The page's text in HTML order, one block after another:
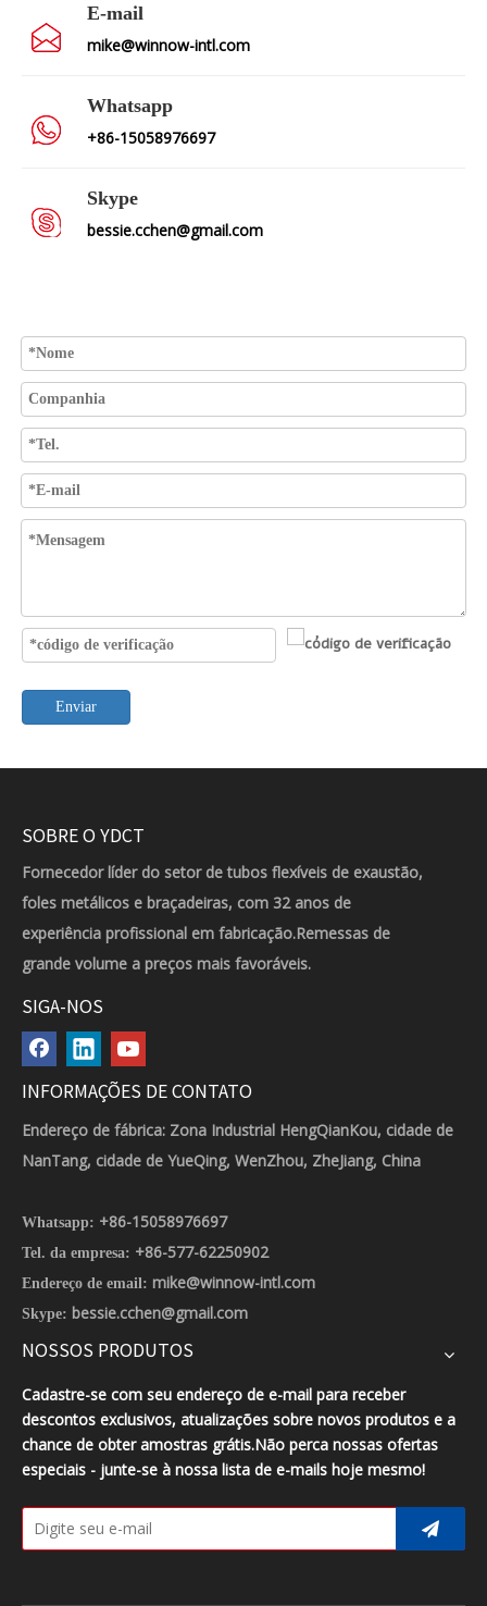
E-mail
mike@winnow-intl.com
Whatsapp
+86-15058976697
Skype
bessie.cchen@gmail.com
Enviar
SOBRE O YDCT
Fornecedor líder do setor de tubos flexíveis de exaustão,
foles metálicos e braçadeiras, com 32 anos de
experiência profissional em fabricação.Remessas de
grande volume a preços mais favoráveis.
SIGA-NOS
INFORMAÇÕES DE CONTATO
Endereço de fábrica: Zona Industrial HengQianKou, cidade de
NanTang, cidade de YueQing, WenZhou, ZheJiang, China
Whatsapp: +86-15058976697
Tel. da empresa: +86-577-62250902
Endereço de email: mike@winnow-intl.com
Skype: bessie.cchen@gmail.com
NOSSOS PRODUTOS
Cadastre-se com seu endereço de e-mail para receber
descontos exclusivos, atualizações sobre novos produtos e a
chance de obter amostras grátis.Não perca nossas ofertas
especiais - junte-se à nossa lista de e-mails hoje mesmo!